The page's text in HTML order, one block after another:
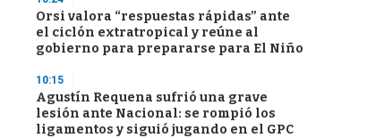
Orsi valora “respuestas rápidas” ante
el ciclón extratropical y reúne al
gobierno para prepararse para El Niño
10:15
Agustín Requena sufrió una grave
lesión ante Nacional: se rompió los
ligamentos y siguió jugando en el GPC